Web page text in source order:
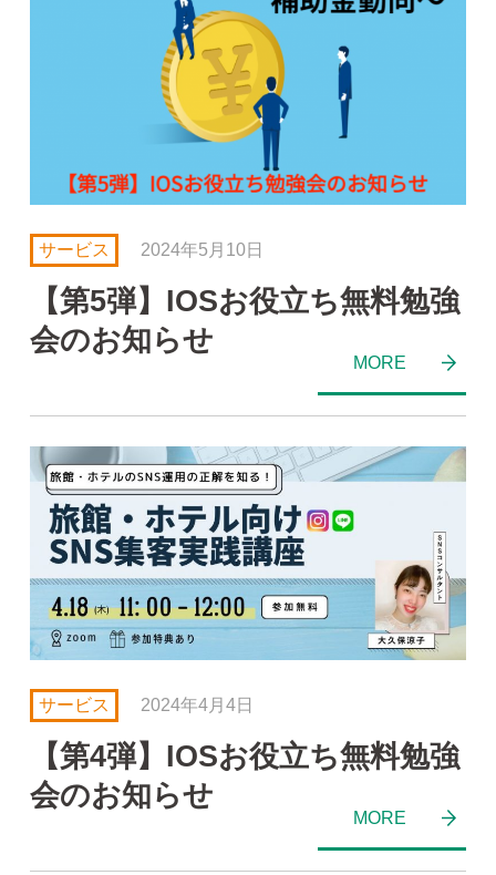
サービス 2024年5月10日
【第5弾】IOSお役立ち無料勉強
会のお知らせ
サービス 2024年4月4日
【第4弾】IOSお役立ち無料勉強
会のお知らせ